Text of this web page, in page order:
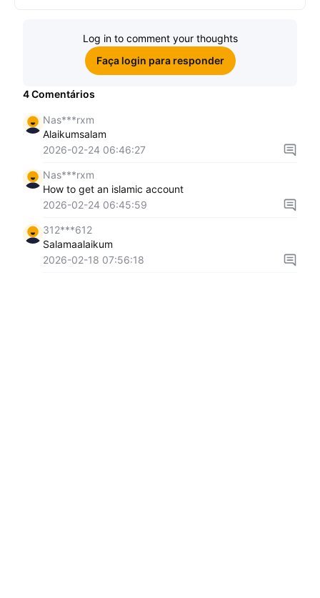
Log in to comment your thoughts
Faça login para responder
4Comentários
Nas***rxm
Alaikumsalam
2026-02-24 06:46:27
Nas***rxm
How to get an islamic account
2026-02-24 06:45:59
312***612
Salamaalaikum
2026-02-18 07:56:18